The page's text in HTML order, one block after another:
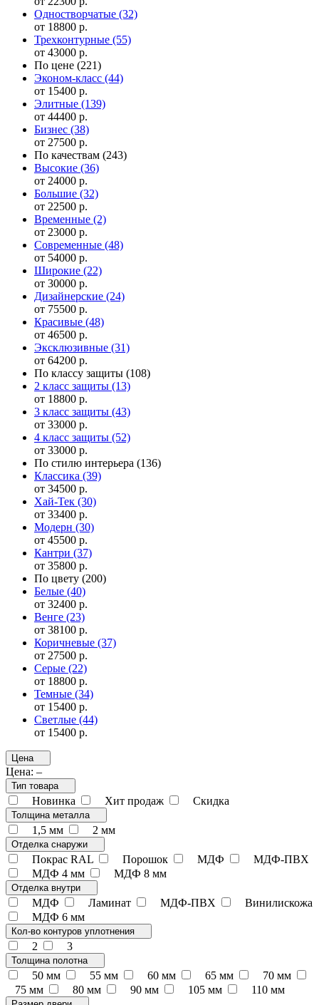
Одностворчатые (32)
от 18800 р.
Трехконтурные (55)
от 43000 р.
По цене (221)
Эконом-класс (44)
от 15400 р.
Элитные (139)
от 44400 р.
Бизнес (38)
от 27500 р.
По качествам (243)
Высокие (36)
от 24000 р.
Большие (32)
от 22500 р.
Временные (2)
от 23000 р.
Современные (48)
от 54000 р.
Широкие (22)
от 30000 р.
Дизайнерские (24)
от 75500 р.
Красивые (48)
от 46500 р.
Эксклюзивные (31)
от 64200 р.
По классу защиты (108)
2 класс защиты (13)
от 18800 р.
3 класс защиты (43)
от 33000 р.
4 класс защиты (52)
от 33000 р.
По стилю интерьера (136)
Классика (39)
от 34500 р.
Хай-Тек (30)
от 33400 р.
Модерн (30)
от 45500 р.
Кантри (37)
от 35800 р.
По цвету (200)
Белые (40)
от 32400 р.
Венге (23)
от 38100 р.
Коричневые (37)
от 27500 р.
Серые (22)
от 18800 р.
Темные (34)
от 15400 р.
Светлые (44)
от 15400 р.
Цена
Цена: –
Тип товара
Новинка Хит продаж Скидка
Толщина металла
1,5 мм 2 мм
Отделка снаружи
Покрас RAL Порошок МДФ
МДФ-ПВХ
МДФ 4 мм
МДФ 8 мм
Отделка внутри
МДФ Ламинат МДФ-ПВХ
Винилискожа
МДФ 6 мм
Кол-во контуров уплотнения
2 3
Толщина полотна
50 мм 55 мм 60 мм 65 мм
70 мм
75 мм
80 мм 90 мм 105 мм 110 мм